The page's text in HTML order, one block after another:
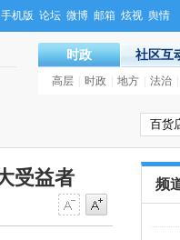
手机版 论坛 微博 邮箱 炫视 舆情
美国赌场华裔员工日增 附近学校
时政 社区互
高层 时政 地方 法治
受益者 频